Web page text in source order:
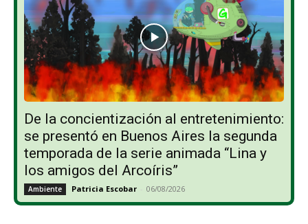
De la concientización al entretenimiento:
se presentó en Buenos Aires la segunda
temporada de la serie animada “Lina y
los amigos del Arcoíris”
Ambiente Patricia Escobar - 06/08/2026